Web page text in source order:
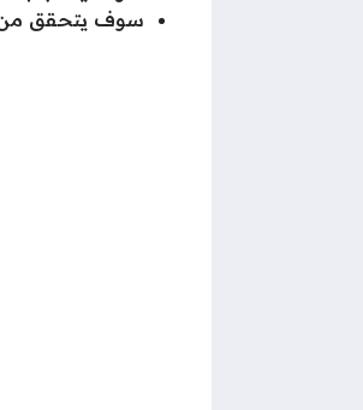
سوف يتحقق من